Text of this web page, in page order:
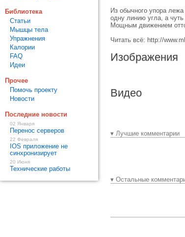
Из обычного упора
одну линию угла, а чуть
Мощным движением
Читать всё: http://
Изображения
Видео
▾ Лучшие комментарии
▾ Остальные
Библиотека
Статьи
Мышцы тела
Упражнения
Калории
FAQ
Идеи
Прочее
Помочь проекту
Новости
Последние новости
02 Января
Перенос серверов
22 Февраля
IOS приложение не
синхронизирует
20 Июня
Технические работы